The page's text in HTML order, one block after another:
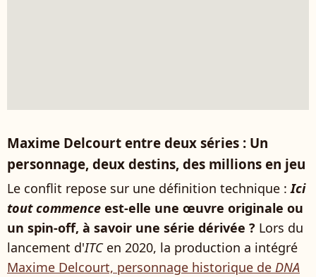
Maxime Delcourt entre deux séries : Un
personnage, deux destins, des millions en jeu
Le conflit repose sur une définition technique :Ici
tout commence est-elle une œuvre originale ou
un spin-off, à savoir une série dérivée ? Lors du
lancement d'ITCen 2020, la production a intégré
Maxime Delcourt, personnage historique de DNA